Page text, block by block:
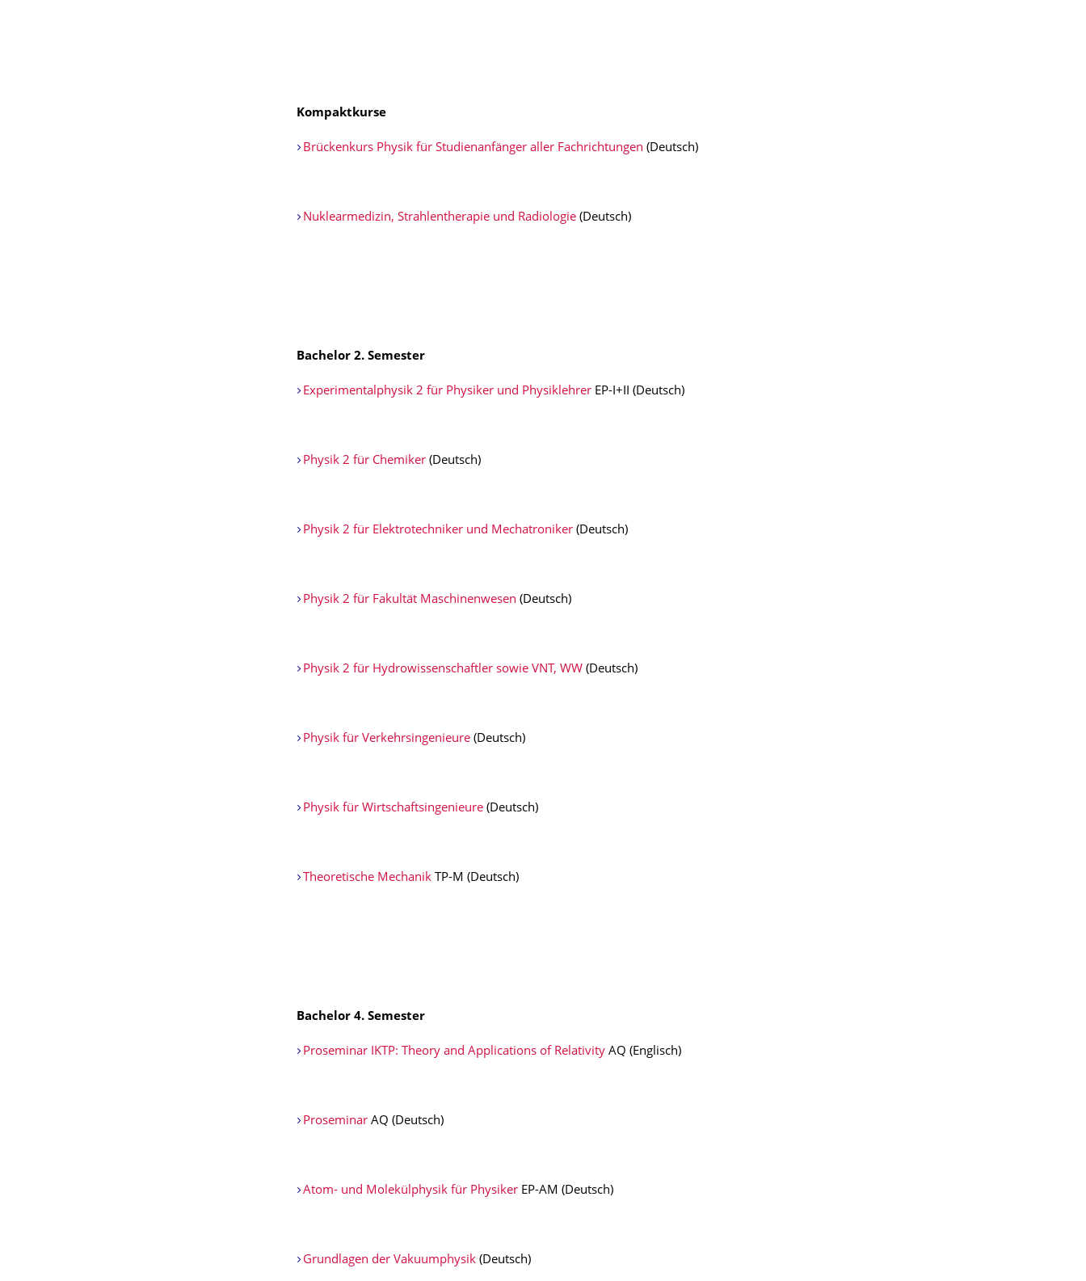
Kompaktkurse
Brückenkurs Physik für Studienanfänger aller Fachrichtungen (Deutsch)
Nuklearmedizin, Strahlentherapie und Radiologie (Deutsch)
Bachelor 2. Semester
Experimentalphysik 2 für Physiker und Physiklehrer EP-I+II (Deutsch)
Physik 2 für Chemiker (Deutsch)
Physik 2 für Elektrotechniker und Mechatroniker (Deutsch)
Physik 2 für Fakultät Maschinenwesen (Deutsch)
Physik 2 für Hydrowissenschaftler sowie VNT, WW (Deutsch)
Physik für Verkehrsingenieure (Deutsch)
Physik für Wirtschaftsingenieure (Deutsch)
Theoretische Mechanik TP-M (Deutsch)
Bachelor 4. Semester
Proseminar IKTP: Theory and Applications of Relativity AQ (Englisch)
Proseminar AQ (Deutsch)
Atom- und Molekülphysik für Physiker EP-AM (Deutsch)
Grundlagen der Vakuumphysik (Deutsch)